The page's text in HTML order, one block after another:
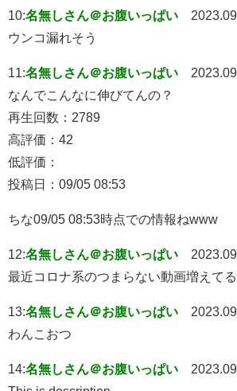
10:名無しさん＠お腹いっぱい
ウンコ漏れそう
11:名無しさん＠お腹いっぱい
なんでこんなに伸びてんの？
再生回数：2789
高評価：42
低評価：
投稿日：09/05 08:53
ちな09/05 08:53時点での情報ねwww
12:名無しさん＠お腹いっぱい
最近コロナ系のつまらない動画増えて
13:名無しさん＠お腹いっぱい
わんこおつ
14:名無しさん＠お腹いっぱい